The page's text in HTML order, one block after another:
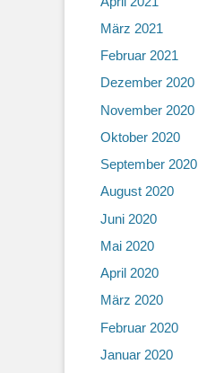
März 2021
Februar 2021
Dezember 2020
November 2020
Oktober 2020
September 2020
August 2020
Juni 2020
Mai 2020
April 2020
März 2020
Februar 2020
Januar 2020